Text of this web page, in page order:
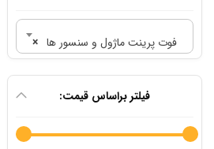
× فوت پرینت ماژول و سنسور ها
فیلتر براساس قیمت: